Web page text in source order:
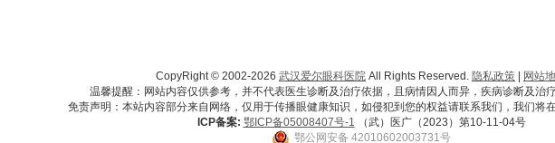
CopyRight © 2002-2026 武汉爱尔眼科医院 All Rights Reserved. 隐私政策
网站
温馨提醒：网站内容仅供参考，并不代表医生诊断及治疗依据，且病情因人而异，疾病诊断及治疗
免责声明：本站内容部分来自网络，仅用于传播眼健康知识，如侵犯到您的权益请联系我们，我们将
ICP备案: 鄂ICP备05008407号-1 （武）医广（2023）第10-11-04号
鄂公网安备 42010602003731号